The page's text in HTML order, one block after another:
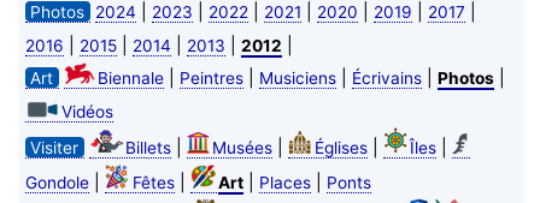
Photos
2024 2023 2022 2021 2020 2019 2017
2016 2015| 2014 2013 2012
Art Biennale| Peintres| Musiciens| Écrivains| Photos|
Vidéos
Visiter
Billets| Musées| Églises| Îles|
Gondole| Fêtes| Art| Places|
Ponts